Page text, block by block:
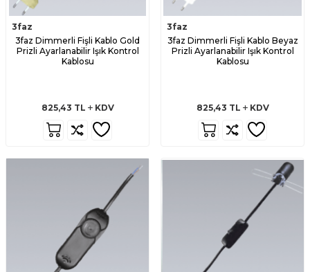
3faz
3faz Dimmerli Fişli Kablo Gold
Prizli Ayarlanabilir Işık Kontrol
Kablosu
825,43 TL KDV
3faz
3faz Dimmerli Fişli Kablo Beyaz
Prizli Ayarlanabilir Işık Kontrol
Kablosu
825,43 TL KDV